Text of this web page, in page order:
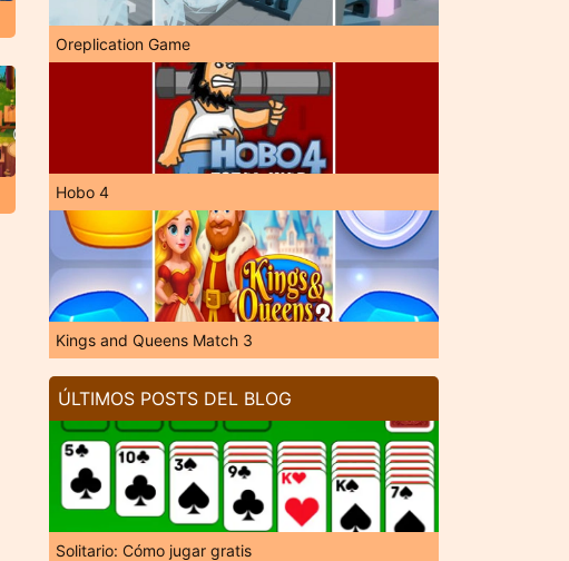
Oreplication Game
Hobo 4
Kings and Queens Match 3
ÚLTIMOS POSTS DEL BLOG
Solitario: Cómo jugar gratis